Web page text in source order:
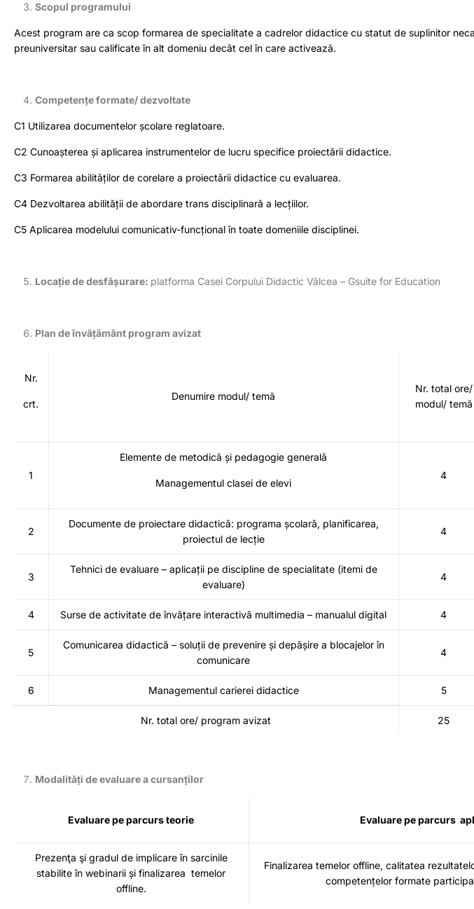
Scopul programului
Acest program are ca scop formarea de specialitate a cadrelor didactice cu statut de suplinitor
preuniversitar sau calificate în alt domeniu decât cel în care activează.
Competențe formate/ dezvoltate
C1 Utilizarea documentelor școlare reglatoare.
C2 Cunoașterea și aplicarea instrumentelor de lucru specifice proiectării didactice.
C3 Formarea abilităților de corelare a proiectării didactice cu evaluarea.
C4 Dezvoltarea abilității de abordare trans disciplinară a lecțiilor.
C5 Aplicarea modelului comunicativ-funcțional în toate domeniile disciplinei.
Locație de desfășurare: platforma Casei Corpului Didactic Vâlcea – Gsuite for Education
Plan de învățământ program avizat
Nr.
crt.
Denumire modul/ temă
Nr. total ore/
modul/ temă
1
Elemente de metodică și pedagogie generală
Managementul clasei de elevi
4
2
Documente de proiectare didactică: programa școlară, planificarea,
proiectul de lecție
4
3
Tehnici de evaluare – aplicații pe discipline de specialitate (itemi de
evaluare)
4
4 Surse de activitate de învățare interactivă multimedia – manualul digital 4
5
Comunicarea didactică – soluții de prevenire și depășire a blocajelor în
comunicare
4
6 Managementul carierei didactice 5
Nr. total ore/ program avizat 25
Modalități de evaluare a cursanților
Evaluare pe parcurs teorie Evaluare pe parcurs
Prezenţa şi gradul de implicare în sarcinile
stabilite în webinarii și finalizarea temelor
offline.
Finalizarea temelor offline, calitatea
competențelor formate